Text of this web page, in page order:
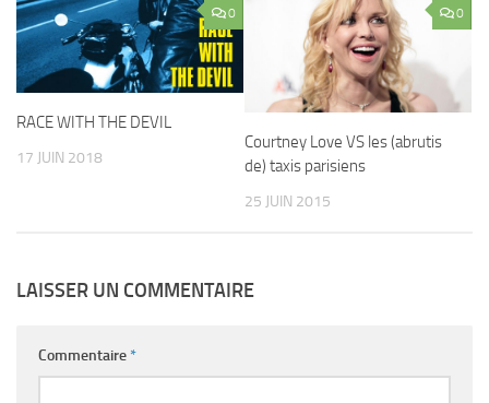
0
RACE WITH THE DEVIL
17 JUIN 2018
0
Courtney Love VS les (abrutis
de) taxis parisiens
25 JUIN 2015
LAISSER UN COMMENTAIRE
Commentaire*